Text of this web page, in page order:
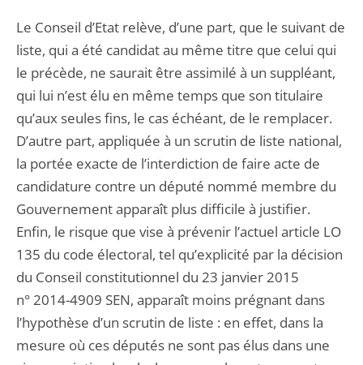
Le Conseil d’Etat relève, d’une part, que le suivant de
liste, qui a été candidat au même titre que celui qui
le précède, ne saurait être assimilé à un suppléant,
qui lui n’est élu en même temps que son titulaire
qu’aux seules fins, le cas échéant, de le remplacer.
D’autre part, appliquée à un scrutin de liste national,
la portée exacte de l’interdiction de faire acte de
candidature contre un député nommé membre du
Gouvernement apparaît plus difficile à justifier.
Enfin, le risque que vise à prévenir l’actuel article LO
135 du code électoral, tel qu’explicité par la décision
du Conseil constitutionnel du 23 janvier 2015
n° 2014-4909 SEN, apparaît moins prégnant dans
l’hypothèse d’un scrutin de liste : en effet, dans la
mesure où ces députés ne sont pas élus dans une